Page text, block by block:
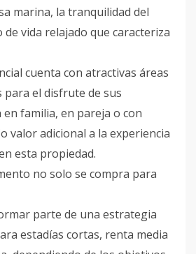
marina, la tranquilidad del
vida relajado que caracteriza
cuenta con atractivas áreas
para el disfrute de sus
en familia, en pareja o con
valor adicional a la experiencia
esta propiedad.
no solo se compra para
parte de una estrategia
estadías cortas, renta media